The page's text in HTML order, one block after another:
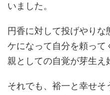
いました。
円香に対して投げやり
ケになって自分を頼って
親としての自覚が芽生え
それでも、裕一と幸せそ